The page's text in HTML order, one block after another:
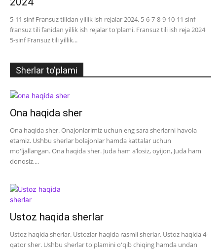
5-11 sinf Fransuz tilidan yillik ish rejalar 2024. 5-6-7-8-9-10-11 sinf
fransuz tili fanidan yillik ish rejalar to'plami. Fransuz tili ish reja 2024
5-sinf Fransuz tili yillik...
Sherlar to'plami
Ona haqida sher
Ona haqida sher. Onajonlarimiz uchun eng sara sherlarni havola
etamiz. Ushbu sherlar bolajonlar hamda kattalar uchun
mo'ljallangan. Ona haqida sher. Juda ham a’losiz, oyijon, Juda ham
donosiz,...
Ustoz haqida sherlar
Ustoz haqida sherlar. Ustozlar haqida rasmli sherlar. Ustoz haqida 4-
qator sher. Ushbu sherlar to'plamini o'qib chiqing hamda undan